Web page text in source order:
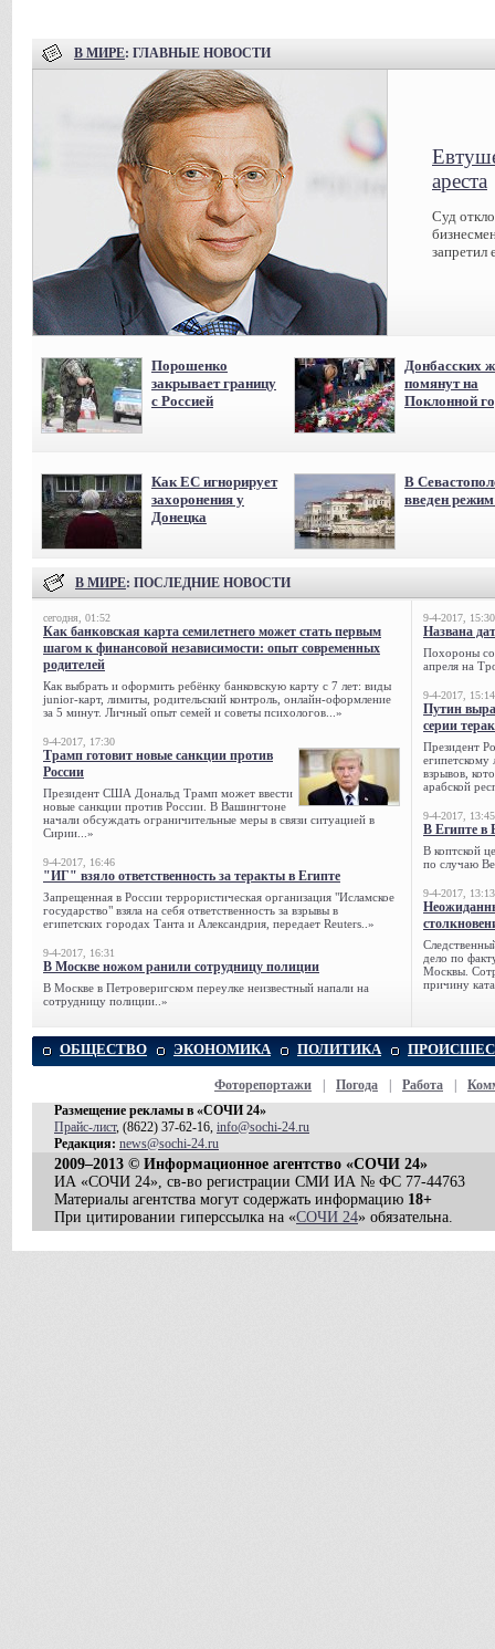
В МИРЕ: ГЛАВНЫЕ НОВОСТИ
ареста
Суд
запретил
Порошенко
закрывает границу
с Россией
Донбасских
помянут на
Поклонной
Как ЕС игнорирует
захоронения у
Донецка
В
введен
В МИРЕ: ПОСЛЕДНИЕ НОВОСТИ
сегодня, 01:52
Как банковская карта семилетнего может стать первым
шагом к финансовой независимости: опыт современных
родителей
Как выбрать и оформить ребёнку банковскую карту с 7 лет: виды
junior-карт, лимиты, родительский контроль, онлайн-оформление
за 5 минут. Личный опыт семей и советы психологов...»
9-4-2017, 17:30
Трамп готовит новые санкции против
России
Президент США Дональд Трамп может ввести
новые санкции против России. В Вашингтоне
начали обсуждать ограничительные меры в связи ситуацией в
Сирии...»
9-4-2017, 16:46
"ИГ" взяло ответственность за теракты в Египте
Запрещенная в России террористическая организация "Исламское
государство" взяла на себя ответственность за взрывы в
египетских городах Танта и Александрия, передает Reuters..»
9-4-2017, 16:31
В Москве ножом ранили сотрудницу полиции
В Москве в Петроверигском переулке неизвестный напали на
сотрудницу полиции..»
9-4-2017, 15:30
Названа
Похороны
апреля на
9-4-2017, 15:14
Путин
серии
Президент
египетскому
взрывов,
арабской
9-4-2017, 13:45
В Египте в
В коптской
по случаю
9-4-2017, 13:13
дело по
Москвы.
причину
ОБЩЕСТВО ЭКОНОМИКА ПОЛИТИКА
Фоторепортажи Погода Работа
Размещение рекламы в «СОЧИ 24»
Прайс-лист, (8622) 37-62-16, info@sochi-24.ru
Редакция: news@sochi-24.ru
2009–2013 © Информационное агентство «СОЧИ 24»
ИА «СОЧИ 24», св-во регистрации СМИ ИА № ФС 77-44763
Материалы агентства могут содержать информацию 18+
При цитировании гиперссылка на «СОЧИ 24» обязательна.